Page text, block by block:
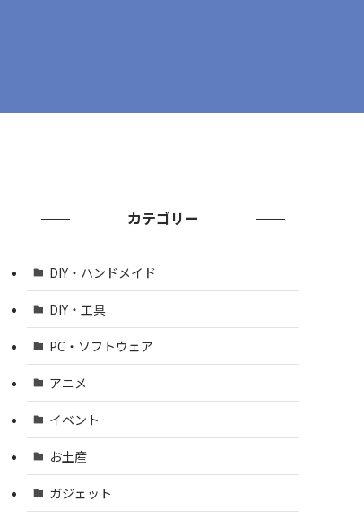
カテゴリー
DIY・ハンドメイド
DIY・工具
PC・ソフトウェア
アニメ
イベント
お土産
ガジェット